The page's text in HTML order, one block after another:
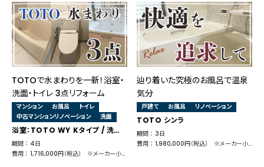
TOTOで水まわりを一新！浴室・
洗面・トイレ 3点リフォーム
マンション お風呂
トイレ
中古マンションリノベーション
洗面
浴室：TOTO WY Kタイプ / 洗面台：TOTO サクア / トイレ：TOTO ピュアレストQR
期間 ： 4日
費用 ： 1,716,000円（税込） ※メーカー小売価格 1,646,920円（浴室：1,129,480円＋洗面：292,600円＋トイレ：224,840円）
辿り着いた究極のお風呂で温泉
気分
戸建て お風呂 リノベーション
TOTO シンラ
期間 ： 3日
費用 ： 1,980,000円（税込） ※メーカー小売価格 1,841,070円